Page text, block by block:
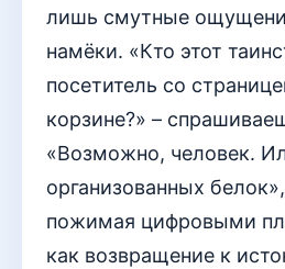
лишь смутные
намёки. «Кто этот
посетитель со
корзине?» –
«Возможно, человек.
организованных
пожимая цифровыми
как возвращение к